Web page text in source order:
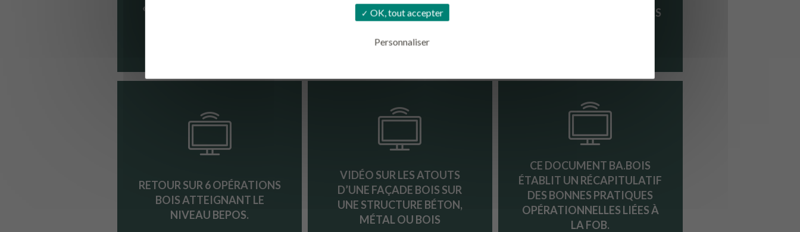
OK, tout accepter
Personnaliser
« LE BOIS EN EXTÉRIEUR, 10
ACOUSTIQUE DANS LES
CONCERNANT LES FAÇADES
RETOUR SUR 6 OPÉRATIONS
BOIS ATTEIGNANT LE
NIVEAU BEPOS.
VIDÉO SUR LES ATOUTS
D’UNE FAÇADE BOIS SUR
UNE STRUCTURE BÉTON,
MÉTAL OU BOIS
CE DOCUMENT BA.BOIS
ÉTABLIT UN RÉCAPITULATIF
DES BONNES PRATIQUES
OPÉRATIONNELLES LIÉES À
LA FOB.